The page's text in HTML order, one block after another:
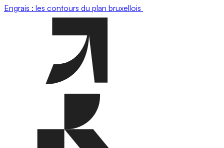
Engrais : les contours du plan bruxellois